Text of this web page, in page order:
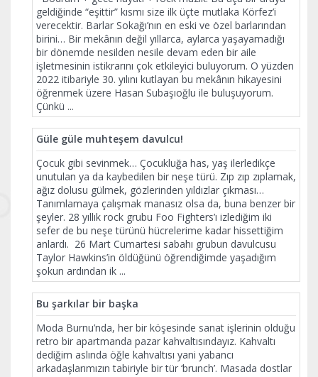
geldiğinde “eşittir” kısmı size ilk üçte mutlaka Körfez’i
verecektir. Barlar Sokağı’nın en eski ve özel barlarından
birini… Bir mekânın değil yıllarca, aylarca yaşayamadığı
bir dönemde nesilden nesile devam eden bir aile
işletmesinin istikrarını çok etkileyici buluyorum. O yüzden
2022 itibariyle 30. yılını kutlayan bu mekânın hikayesini
öğrenmek üzere Hasan Subaşıoğlu ile buluşuyorum.
Çünkü ...
Güle güle muhteşem davulcu!
Çocuk gibi sevinmek… Çocukluğa has, yaş ilerledikçe
unutulan ya da kaybedilen bir neşe türü. Zıp zıp zıplamak,
ağız dolusu gülmek, gözlerinden yıldızlar çıkması…
Tanımlamaya çalışmak manasız olsa da, buna benzer bir
şeyler. 28 yıllık rock grubu Foo Fighters’ı izlediğim iki
sefer de bu neşe türünü hücrelerime kadar hissettiğim
anlardı. 26 Mart Cumartesi sabahı grubun davulcusu
Taylor Hawkins’in öldüğünü öğrendiğimde yaşadığım
şokun ardından ik ...
Bu şarkılar bir başka
Moda Burnu’nda, her bir köşesinde sanat işlerinin olduğu
retro bir apartmanda pazar kahvaltısındayız. Kahvaltı
dediğim aslında öğle kahvaltısı yani yabancı
arkadaşlarımızın tabiriyle bir tür ‘brunch’. Masada dostlar